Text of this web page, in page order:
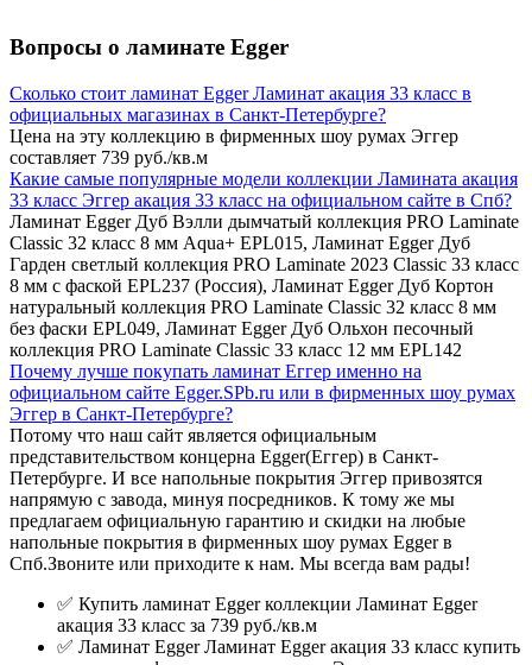
Вопросы о ламинате Egger
Сколько стоит ламинат Egger Ламинат акация 33 класс в
официальных магазинах в Санкт-Петербурге?
Цена на эту коллекцию в фирменных шоу румах Эггер
составляет 739 руб./кв.м
Какие самые популярные модели коллекции Ламината акация
33 класс Эггер акация 33 класс на официальном сайте в Спб?
Ламинат Egger Дуб Вэлли дымчатый коллекция PRO Laminate
Classic 32 класс 8 мм Aqua+ EPL015, Ламинат Egger Дуб
Гарден светлый коллекция PRO Laminate 2023 Classic 33 класс
8 мм с фаской EPL237 (Россия), Ламинат Egger Дуб Кортон
натуральный коллекция PRO Laminate Classic 32 класс 8 мм
без фаски EPL049, Ламинат Egger Дуб Ольхон песочный
коллекция PRO Laminate Classic 33 класс 12 мм EPL142
Почему лучше покупать ламинат Еггер именно на
официальном сайте Egger.SPb.ru или в фирменных шоу румах
Эггер в Санкт-Петербурге?
Потому что наш сайт является официальным
представительством концерна Egger(Еггер) в Санкт-
Петербурге. И все напольные покрытия Эггер привозятся
напрямую с завода, минуя посредников. К тому же мы
предлагаем официальную гарантию и скидки на любые
напольные покрытия в фирменных шоу румах Egger в
Спб.Звоните или приходите к нам. Мы всегда вам рады!
✅ Купить ламинат Egger коллекции Ламинат Egger
акация 33 класс за 739 руб./кв.м
✅ Ламинат Egger Ламинат Egger акация 33 класс купить